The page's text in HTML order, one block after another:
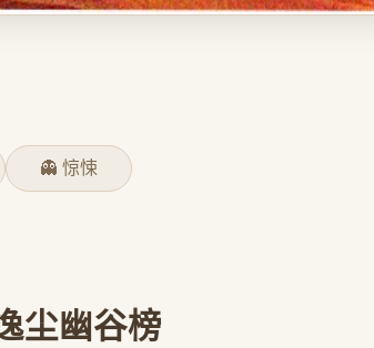
👻 惊悚
尘幽谷榜